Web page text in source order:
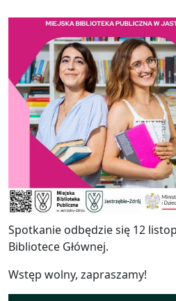
Spotkanie odbędzie się 12
Bibliotece Głównej.
Wstęp wolny, zapraszamy!